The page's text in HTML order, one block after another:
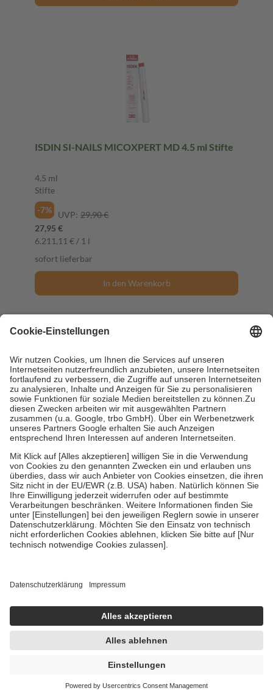
ISDIN SI-NAILS MICOXPERT MD 4.5 ml Stifte
4.5 ml
Stifte
-7%
UVP: 29,90 €
27,95 €
6.211,11 € / 1 l
sofort lieferbar
In den Warenkorb
Amofin 5% 3 ml Wirkstoffhaltiger Nagellack
3 ml
Wirkstoffhaltiger Nagellack
-35% AVP: 23,95 €
15,64 €
5.213,33 € / 1 l
sofort lieferbar